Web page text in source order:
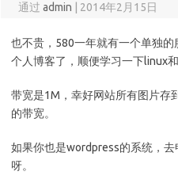
通过 admin 2014年2月15日
也不贵，580一年就有一个单独
个人博客了，顺便学习一下linux和
带宽是1M，幸好网站所有图片存
的带宽。
如果你也是wordpress的系统，去
呀。